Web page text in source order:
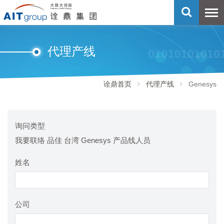
代理产线
诠鼎首页 代理产线 Genesys
询问类型
我要联络 品佳 台湾 Genesys 产品线人员
姓名
公司